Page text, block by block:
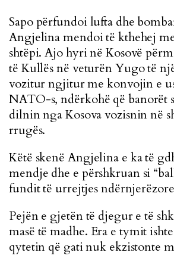
Sapo përfundoi lufta dhe
Angjelina mendoi të kthehej
shtëpi. Ajo hyri në Kosovë
të Kullës në veturën Yugo të
vozitur ngjitur me konvojin e
NATO-s, ndërkohë që banorët
dilnin nga Kosova vozisnin në
rrugës.
Këtë skenë Angjelina e ka të
mendje dhe e përshkruan si
fundit të urrejtjes
Pejën e gjetën të djegur e të
masë të madhe. Era e tymit
qytetin që gati nuk ekzistonte